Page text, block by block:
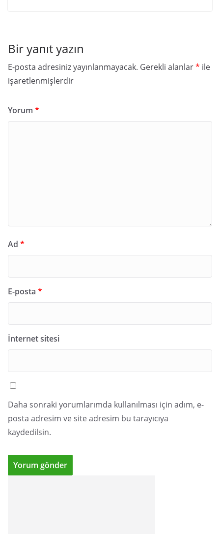
Bir yanıt yazın
E-posta adresiniz yayınlanmayacak. Gerekli alanlar* ile
işaretlenmişlerdir
Yorum *
Ad *
E-posta *
İnternet sitesi
Daha sonraki yorumlarımda kullanılması için adım, e-
posta adresim ve site adresim bu tarayıcıya
kaydedilsin.